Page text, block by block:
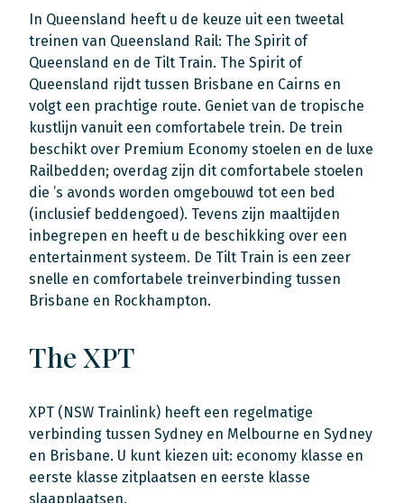
In Queensland heeft u de keuze uit een tweetal
treinen van Queensland Rail: The Spirit of
Queensland en de Tilt Train. The Spirit of
Queensland rijdt tussen Brisbane en Cairns en
volgt een prachtige route. Geniet van de tropische
kustlijn vanuit een comfortabele trein. De trein
beschikt over Premium Economy stoelen en de luxe
Railbedden; overdag zijn dit comfortabele stoelen
die ’s avonds worden omgebouwd tot een bed
(inclusief beddengoed). Tevens zijn maaltijden
inbegrepen en heeft u de beschikking over een
entertainment systeem. De Tilt Train is een zeer
snelle en comfortabele treinverbinding tussen
Brisbane en Rockhampton.
The XPT
XPT (NSW Trainlink) heeft een regelmatige
verbinding tussen Sydney en Melbourne en Sydney
en Brisbane. U kunt kiezen uit: economy klasse en
eerste klasse zitplaatsen en eerste klasse
slaapplaatsen.